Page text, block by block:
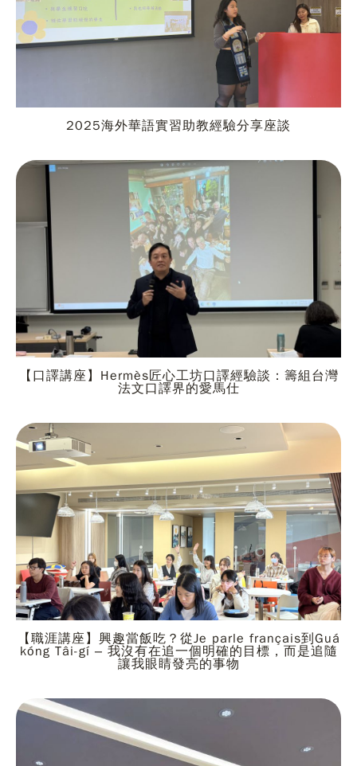
2025海外華語實習助教經驗分享座談
【口譯講座】Hermès匠心工坊口譯經驗談：籌組台灣
法文口譯界的愛馬仕
【職涯講座】興趣當飯吃？從Je parle français到Guá
kóng Tâi-gí – 我沒有在追一個明確的目標，而是追隨
讓我眼睛發亮的事物